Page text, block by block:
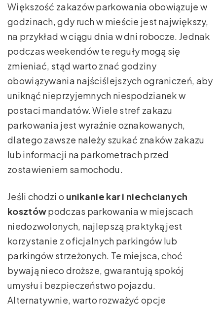
Większość zakazów parkowania obowiązuje w
godzinach, gdy ruch w mieście jest największy,
na przykład w ciągu dnia w dni robocze. Jednak
podczas weekendów te reguły mogą się
zmieniać, stąd warto znać godziny
obowiązywania najściślejszych ograniczeń, aby
uniknąć nieprzyjemnych niespodzianek w
postaci mandatów. Wiele stref zakazu
parkowania jest wyraźnie oznakowanych,
dlatego zawsze należy szukać znaków zakazu
lub informacji na parkometrach przed
zostawieniem samochodu.
Jeśli chodzi o unikanie kar i niechcianych
kosztówpodczas parkowania w miejscach
niedozwolonych, najlepszą praktyką jest
korzystanie z oficjalnych parkingów lub
parkingów strzeżonych. Te miejsca, choć
bywają nieco droższe, gwarantują spokój
umysłu i bezpieczeństwo pojazdu.
Alternatywnie, warto rozważyć opcje